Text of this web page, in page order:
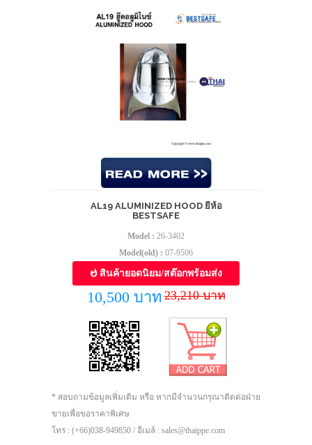
AL19 ALUMINIZED HOOD ยี่ห้อ
BESTSAFE
Model : 26-3402
Model(old) : 07-9506
สินค้ายอดนิยม/สต๊อกพร้อมส่ง
10,500 บาท 23,210 บาท
* สอบถามข้อมูลเพิ่มเติม หรือ หากมีจำนวนกรุณาติดต่อฝ่าย
ขายเพื่อขอราคาพิเศษ
โทร : (+66)038-949850 / อีเมล์ : sales@thaippe.com